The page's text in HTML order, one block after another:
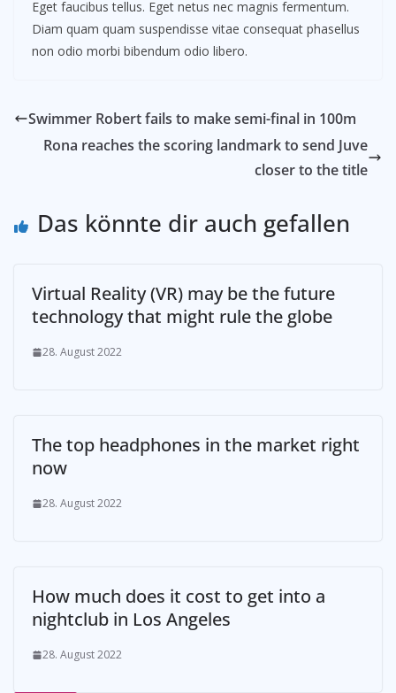
Eget faucibus tellus. Eget netus nec magnis fermentum.
Diam quam quam suspendisse vitae consequat phasellus
non odio morbi bibendum odio libero.
Swimmer Robert fails to make semi-final in 100m
Rona reaches the scoring landmark to send Juve
closer to the title
Das könnte dir auch gefallen
Virtual Reality (VR) may be the future
technology that might rule the globe
28. August 2022
The top headphones in the market right
now
28. August 2022
How much does it cost to get into a
nightclub in Los Angeles
28. August 2022